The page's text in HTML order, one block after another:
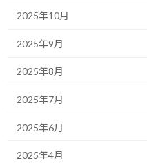
2025年10月
2025年9月
2025年8月
2025年7月
2025年6月
2025年4月